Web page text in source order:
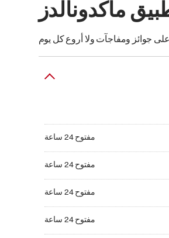
ماكدونالدز
جوائز ومفاجآت ولا أروع كل يوم
مفتوح 24 ساعة
مفتوح 24 ساعة
مفتوح 24 ساعة
مفتوح 24 ساعة